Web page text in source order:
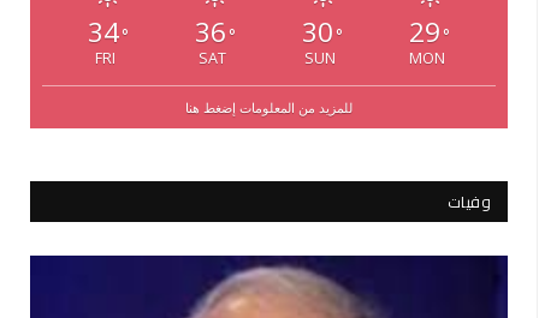
34°
FRI
36 °
SAT
30 °
SUN
29 °
MON
للمزيد من المعلومات إضغط هنا
وفيات